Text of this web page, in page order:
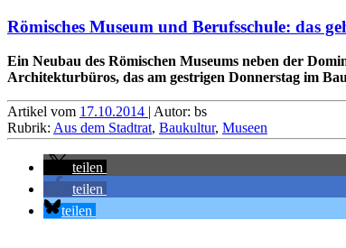
Römisches Museum und Berufsschule: das
Ein Neubau des Römischen Museums neben der
Architekturbüros, das am gestrigen Donnerstag im
Artikel vom 17.10.2014 | Autor: bs
Rubrik: Aus dem Stadtrat, Baukultur, Museen
teilen
teilen
teilen